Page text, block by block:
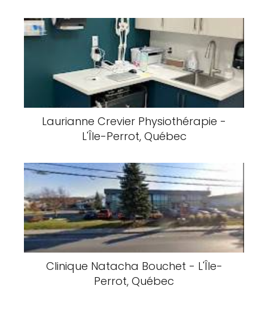
Laurianne Crevier Physiothérapie -
L'Île-Perrot, Québec
Clinique Natacha Bouchet - L'Île-
Perrot, Québec